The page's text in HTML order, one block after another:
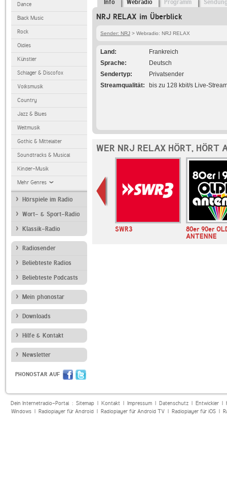
Dance
Black Music
Rock
Oldies
Künstler
Schlager & Discofox
Volksmusik
Country
Jazz & Blues
Weltmusik
Gothic & Mittelalter
Soundtracks & Musical
Kinder-Musik
Mehr Genres
Hörspiele im Radio
Wort- & Sport-Radio
Klassik-Radio
Radiosender
Beliebteste Radios
Beliebteste Podcasts
Mein phonostar
Downloads
Hilfe & Kontakt
Newsletter
PHONOSTAR AUF
Info Webradio Programm
NRJ RELAX im Überblick
Sender: NRJ > Webradio: NRJ RELAX
Land
Frankreich
Sprache
Deutsch
Sendertyp
Privatsender
Streamqualität
bis zu 128 kbit/s Live-
WER NRJ RELAX HÖRT, HÖRT
LIVE
SWR3
80er 90er
ANTENNE
Dein Internetradio-Portal : Sitemap| Kontakt| Impressum| Datenschutz| Entwickler|
Windows| Radioplayer für Android| Radioplayer für Android TV| Radioplayer für iOS|